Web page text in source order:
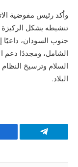
وأكد رئيس مفوضية
تنشيطه يشكل الركيزة
جنوب السودان، داعيًا
الشامل، ومجددًا دعم
السلام وترسيخ
البلاد.
تيلقرام